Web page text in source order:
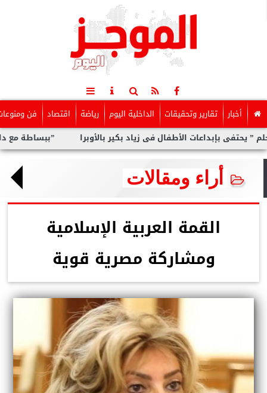
أخبار تقارير وتحقيقات الداخلية اليوم رياضة اقتصاد فن
”ببساطة مع داليا”.. الأطفال فى زياد بكير بالأوبرا
أراء ومقالات
القمة العربية الإسلامية
ومشاركة مصرية قوية